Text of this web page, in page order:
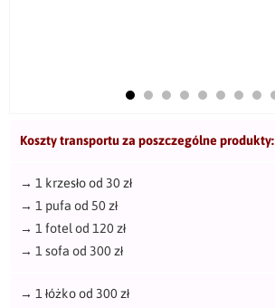
Koszty transportu za poszczególne produkty:
→ 1 krzesło od 30 zł
→ 1 pufa od 50 zł
→ 1 fotel od 120 zł
→ 1 sofa od 300 zł
→ 1 łóżko od 300 zł